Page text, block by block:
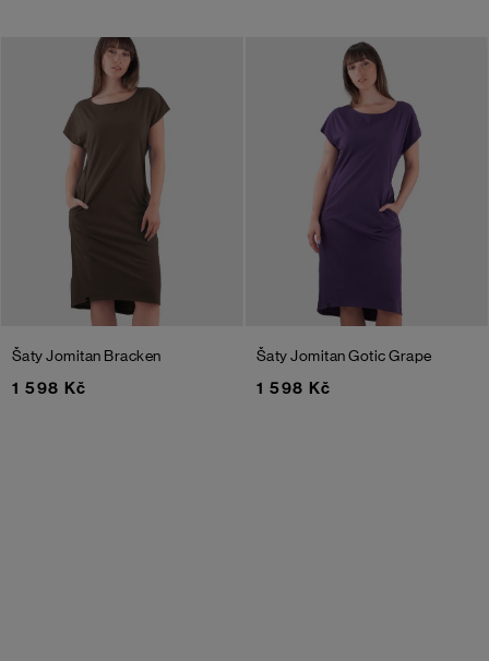
Šaty Jomitan Bracken
1 598 Kč
Šaty JomitanGotic Grape
1 598 Kč